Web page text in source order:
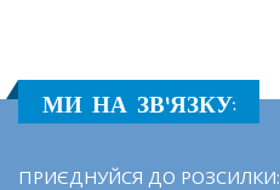
МИ НА ЗВ'ЯЗКУ:
ПРИЄДНУЙСЯ ДО РОЗСИЛКИ: